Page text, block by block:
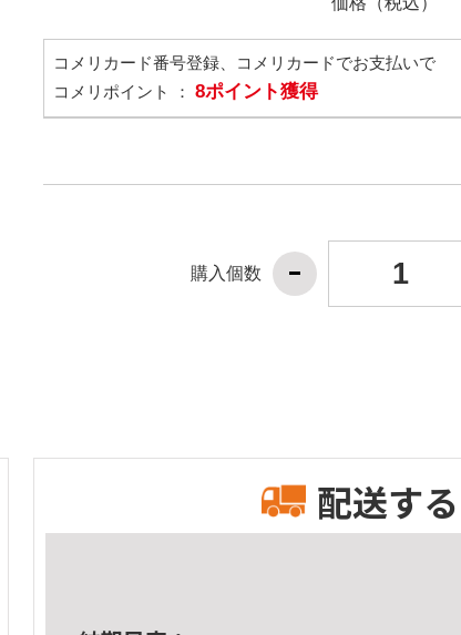
コメリカード番号登録、コメリカードでお支払いで
コメリポイント ： 8ポイント獲得
購入個数
配送する